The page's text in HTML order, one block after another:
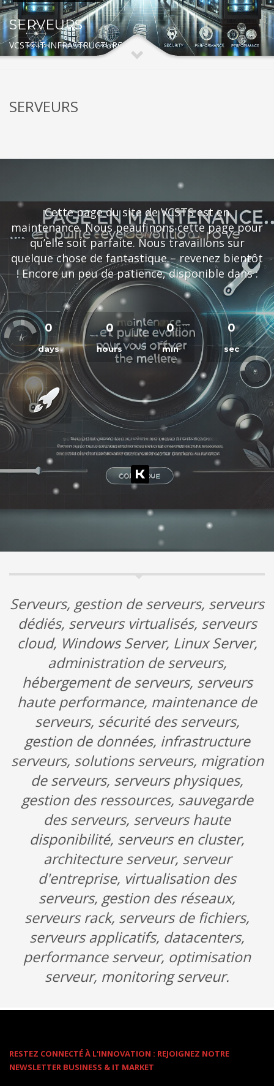
SERVEURS
VCSTS IT INFRASTRUCTURE
SERVEURS
Cette page du site de VCSTS est en
maintenance. Nous peaufinons cette page pour
qu’elle soit parfaite. Nous travaillons sur
quelque chose de fantastique – revenez bientôt
! Encore un peu de patience, disponible dans :
0
days
0
hours
0
min
0
sec
Serveurs, gestion de serveurs, serveurs
dédiés, serveurs virtualisés, serveurs
cloud, Windows Server, Linux Server,
administration de serveurs,
hébergement de serveurs, serveurs
haute performance, maintenance de
serveurs, sécurité des serveurs,
gestion de données, infrastructure
serveurs, solutions serveurs, migration
de serveurs, serveurs physiques,
gestion des ressources, sauvegarde
des serveurs, serveurs haute
disponibilité, serveurs en cluster,
architecture serveur, serveur
d'entreprise, virtualisation des
serveurs, gestion des réseaux,
serveurs rack, serveurs de fichiers,
serveurs applicatifs, datacenters,
performance serveur, optimisation
serveur, monitoring serveur.
RESTEZ CONNECTÉ À L'INNOVATION : REJOIGNEZ NOTRE
NEWSLETTER BUSINESS & IT MARKET